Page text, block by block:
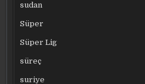
sudan
Süper
Süper Lig
süreç
suriye